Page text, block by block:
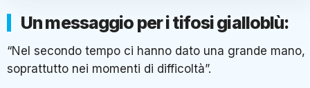
Un messaggio per i tifosi gialloblù:
“Nel secondo tempo ci hanno dato una grande mano,
soprattutto nei momenti di difficoltà”.